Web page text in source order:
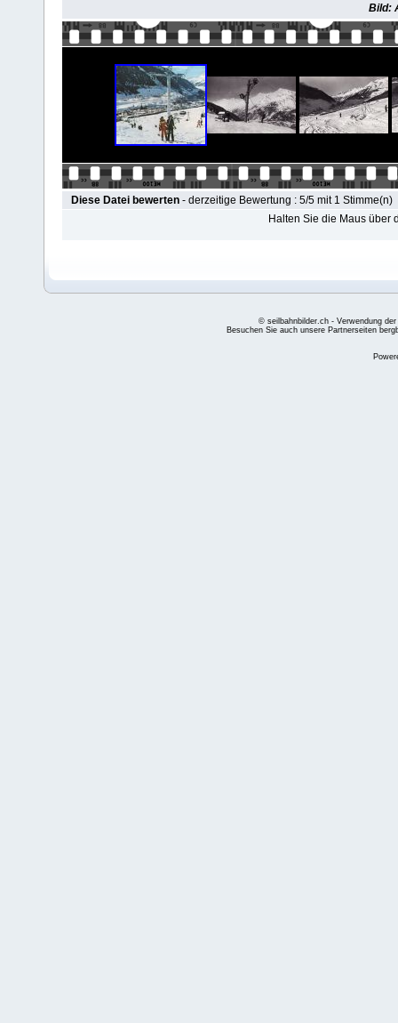
Bild:
Diese Datei bewerten - derzeitige Bewertung : 5/5 mit 1 Stimme(n)
Halten Sie die Maus über
© seilbahnbilder.ch - Verwendung
Besuchen Sie auch unsere Partnerseiten